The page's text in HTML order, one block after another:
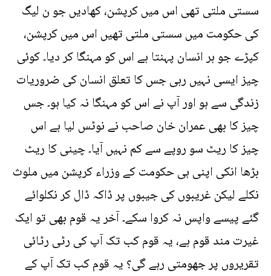
سستی ملتی تھی اس میں کرپشن، کھادیں جو ن لیگ
کی حکومت میں سستی ملتی تھیں اس میں کرپشن،
کپڑے جو ہر انسان پہنتا ہے اس کو مہنگا کر دیا۔ کوئی
چیز ایسی نہیں رہی جس کا تعلق انسان کی ضروریات
زندگی سے ہو اور آپ نے اس کو مہنگا نہ کیا ہو۔ جس
چیز کا بھی عمران خان صاحب نے نوٹس لیا ہے اس
چیز کا ریٹ سو روپے سے کم نہیں آیا۔ چینی کا ریٹ
بڑھا انکی اپنی ہی حکومت کے وزراء کرپشن میں ملوث
نکلے لیکن غریبوں کی جیبوں پر ڈاکہ ڈال کر نکلوائے
گئے پیسے واپس نہ کروا سکے۔ آخر یہ قوم بھی تو ایک
غیرت مند قوم ہے، یہ قوم کب تک آپ کی رٹی رٹائی
تقریروں پر جھومتی رہے گی؟ یہ قوم کب تک آپ کے